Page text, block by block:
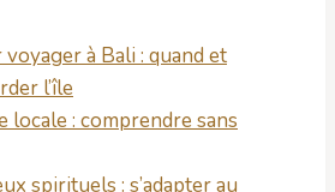
à Bali : quand et
l’île
locale : comprendre sans
spirituels : s’adapter au